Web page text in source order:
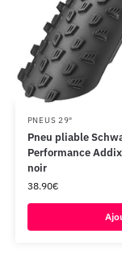
PNEUS 29"
Pneu pliable
Performance
noir
38.90€